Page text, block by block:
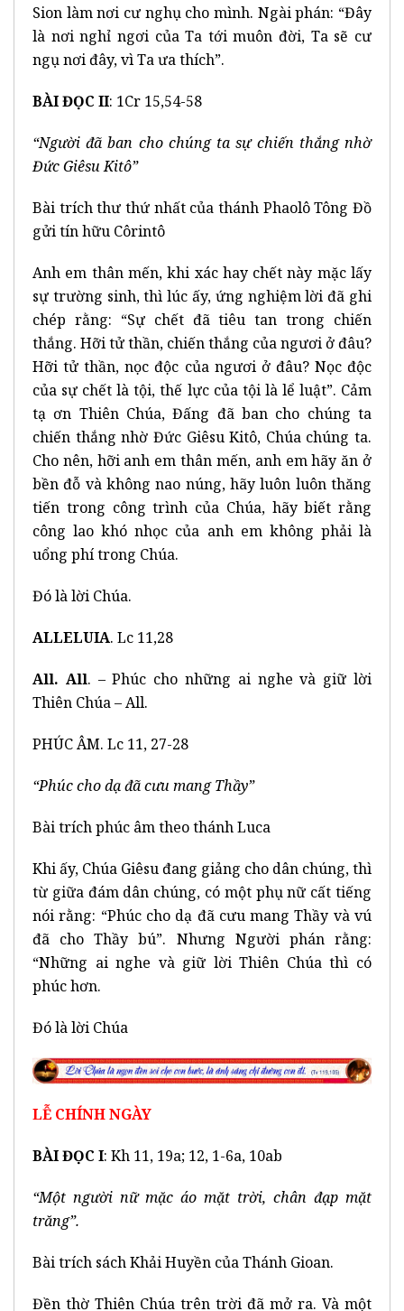
Sion làm nơi cư nghụ cho mình. Ngài phán: “Đây
là nơi nghỉ ngơi của Ta tới muôn đời, Ta sẽ cư
ngụ nơi đây, vì Ta ưa thích”.
BÀI ĐỌC II: 1Cr 15,54-58
“Người đã ban cho chúng ta sự chiến thắng nhờ
Đức Giêsu Kitô”
Bài trích thư thứ nhất của thánh Phaolô Tông Đồ
gửi tín hữu Côrintô
Anh em thân mến, khi xác hay chết này mặc lấy
sự trường sinh, thì lúc ấy, ứng nghiệm lời đã ghi
chép rằng: “Sự chết đã tiêu tan trong chiến
thắng. Hỡi tử thần, chiến thắng của ngươi ở đâu?
Hỡi tử thần, nọc độc của ngươi ở đâu? Nọc độc
của sự chết là tội, thế lực của tội là lể luật”. Cảm
tạ ơn Thiên Chúa, Đấng đã ban cho chúng ta
chiến thắng nhờ Đức Giêsu Kitô, Chúa chúng ta.
Cho nên, hỡi anh em thân mến, anh em hãy ăn ở
bền đỗ và không nao núng, hãy luôn luôn thăng
tiến trong công trình của Chúa, hãy biết rằng
công lao khó nhọc của anh em không phải là
uổng phí trong Chúa.
Đó là lời Chúa.
ALLELUIA. Lc 11,28
All. All. – Phúc cho những ai nghe và giữ lời
Thiên Chúa – All.
PHÚC ÂM. Lc 11, 27-28
“Phúc cho dạ đã cưu mang Thầy”
Bài trích phúc âm theo thánh Luca
Khi ấy, Chúa Giêsu đang giảng cho dân chúng, thì
từ giữa đám dân chúng, có một phụ nữ cất tiếng
nói rằng: “Phúc cho dạ đã cưu mang Thầy và vú
đã cho Thầy bú”. Nhưng Người phán rằng:
“Những ai nghe và giữ lời Thiên Chúa thì có
phúc hơn.
Đó là lời Chúa
LỄ CHÍNH NGÀY
BÀI ĐỌC I: Kh 11, 19a; 12, 1-6a, 10ab
“Một người nữ mặc áo mặt trời, chân đạp mặt
trăng”.
Bài trích sách Khải Huyền của Thánh Gioan.
Đền thờ Thiên Chúa trên trời đã mở ra. Và một